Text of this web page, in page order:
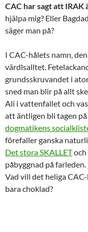
CAC har sagt att IRAK
hjälpa mig? Eller
säger man på?
I CAC-hålets namn,
värdlsalltet.
grundsskruvandet i
sned man blir på allt
Ali i vattenfallet och
att äntligen bli tagen
dogmatikens
förefaller ganska
Det stora SKALLEToch
påbyggnad på farleden.
Vad vill det heliga
bara choklad?